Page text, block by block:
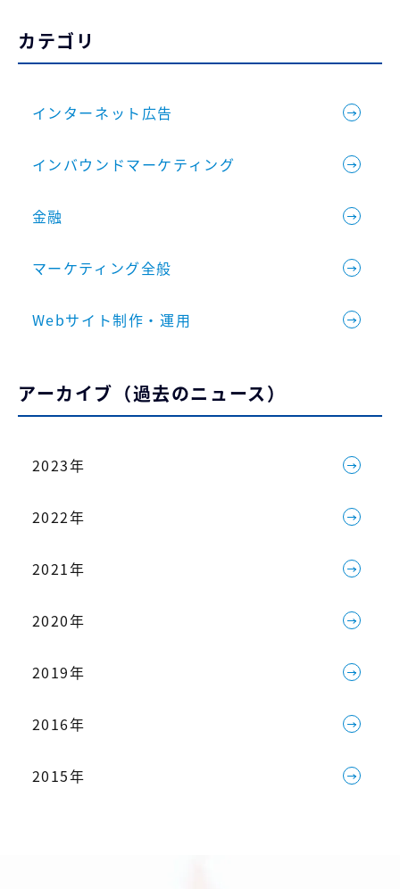
カテゴリ
インターネット広告
インバウンドマーケティング
金融
マーケティング全般
Webサイト制作・運用
アーカイブ（過去のニュース）
2023年
2022年
2021年
2020年
2019年
2016年
2015年